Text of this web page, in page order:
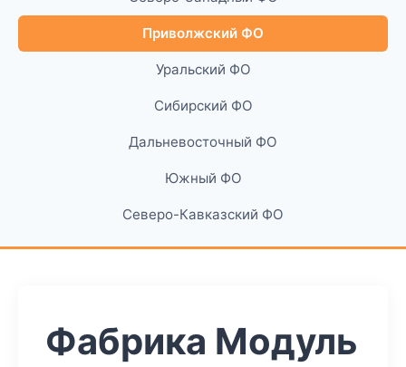
Приволжский ФО
Уральский ФО
Сибирский ФО
Дальневосточный ФО
Южный ФО
Северо-Кавказский ФО
Фабрика Модуль